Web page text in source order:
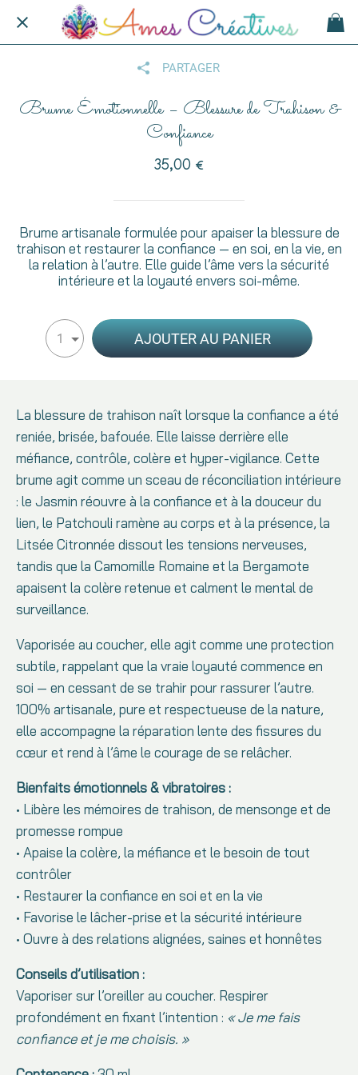
PARTAGER
Brume Émotionnelle – Blessure de Trahison &
Confiance
35,00 €
Brume artisanale formulée pour apaiser la blessure de
trahison et restaurer la confiance — en soi, en la vie, en
la relation à l’autre. Elle guide l’âme vers la sécurité
intérieure et la loyauté envers soi-même.
1 AJOUTER AU PANIER
La blessure de trahison naît lorsque la confiance a été
reniée, brisée, bafouée. Elle laisse derrière elle
méfiance, contrôle, colère et hyper-vigilance. Cette
brume agit comme un sceau de réconciliation intérieure
: le Jasmin réouvre à la confiance et à la douceur du
lien, le Patchouli ramène au corps et à la présence, la
Litsée Citronnée dissout les tensions nerveuses,
tandis que la Camomille Romaine et la Bergamote
apaisent la colère retenue et calment le mental de
surveillance.
Vaporisée au coucher, elle agit comme une protection
subtile, rappelant que la vraie loyauté commence en
soi — en cessant de se trahir pour rassurer l’autre.
100% artisanale, pure et respectueuse de la nature,
elle accompagne la réparation lente des fissures du
cœur et rend à l’âme le courage de se relâcher.
Bienfaits émotionnels & vibratoires :
• Libère les mémoires de trahison, de mensonge et de
promesse rompue
• Apaise la colère, la méfiance et le besoin de tout
contrôler
• Restaurer la confiance en soi et en la vie
• Favorise le lâcher-prise et la sécurité intérieure
• Ouvre à des relations alignées, saines et honnêtes
Conseils d’utilisation :
Vaporiser sur l’oreiller au coucher. Respirer
profondément en fixant l’intention : « Je me fais
confiance et je me choisis. »